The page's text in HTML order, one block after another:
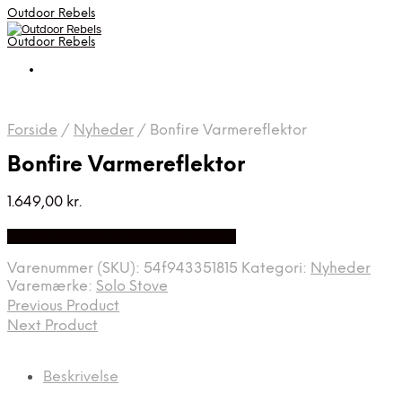
Outdoor Rebels
Outdoor Rebels
Forside / Nyheder / Bonfire Varmereflektor
Bonfire Varmereflektor
1.649,00 kr.
Varenummer (SKU): 54f943351815 Kategori: Nyheder
Varemærke: Solo Stove
Previous Product
Next Product
Beskrivelse